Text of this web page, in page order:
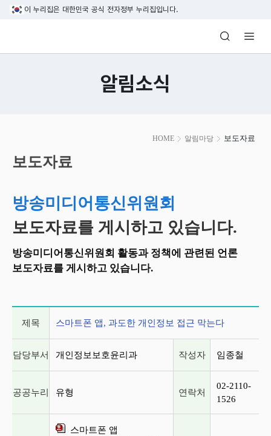
본문 바로가기
이 누리집은 대한민국 공식 전자정부 누리집입니다.
방송미디어통신위원회 Korea Media
알림소식
HOME 알림마당 보도자료
시
작
보도자료
방송미디어통신위원회
보도자료를 게시하고 있습니다.
방송미디어통신위원회 활동과 정책에 관련된 언론
보도자료를 게시하고 있습니다.
제목 스마트폰 앱, 과도한 개인정보 접근 막는다
담당부서 개인정보보호윤리과 작성자 임종철
공공누리 유형 연락처
02-2110-
1526
스마트폰 앱